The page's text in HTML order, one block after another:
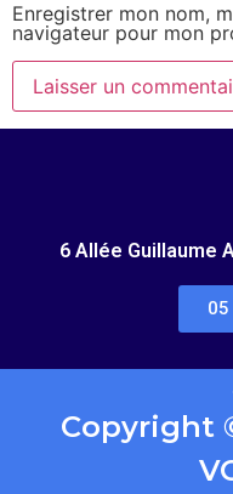
Enregistrer mon nom,
navigateur pour mon
6 Allée Guillaume
Copyright